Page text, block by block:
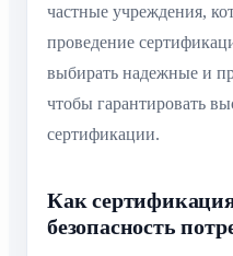
частные учреждения,
проведение
выбирать надежные и
чтобы гарантировать
сертификации.
Как
безопасность